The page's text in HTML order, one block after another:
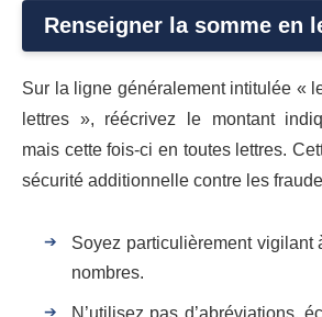
Renseigner la somme en
Sur la ligne généralement intitulée «
lettres », réécrivez le montant
mais cette fois-ci en toutes lettres.
sécurité additionnelle contre les
Soyez particulièrement vigilant
nombres.
N’utilisez pas d’abréviations,